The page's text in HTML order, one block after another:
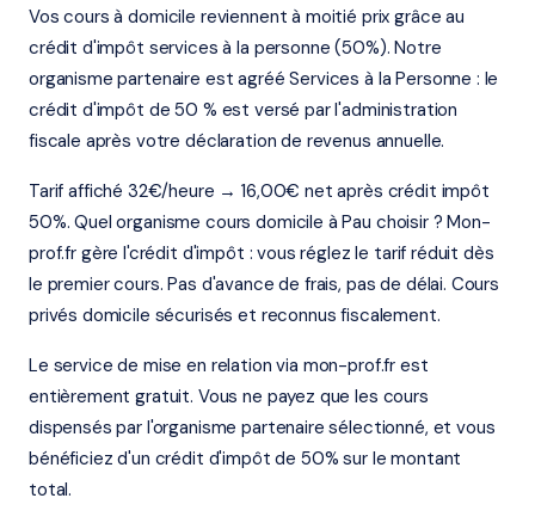
Vos cours à domicile reviennent à moitié prix grâce au
crédit d'impôt services à la personne (50%). Notre
organisme partenaire est agréé Services à la Personne : le
crédit d'impôt de 50 % est versé par l'administration
fiscale après votre déclaration de revenus annuelle.
Tarif affiché 32€/heure → 16,00€ net après crédit impôt
50%. Quel organisme cours domicile à Pau choisir ? Mon-
prof.fr gère l'crédit d'impôt : vous réglez le tarif réduit dès
le premier cours. Pas d'avance de frais, pas de délai. Cours
privés domicile sécurisés et reconnus fiscalement.
Le service de mise en relation via mon-prof.fr est
entièrement gratuit. Vous ne payez que les cours
dispensés par l'organisme partenaire sélectionné, et vous
bénéficiez d'un crédit d'impôt de 50% sur le montant
total.